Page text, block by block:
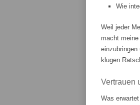
Wie
Weil jeder
macht
einzubringen
klugen
Vertrauen
Was